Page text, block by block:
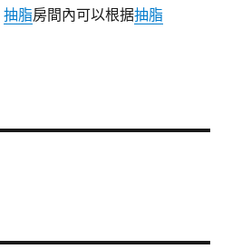
抽脂房間內可以根据抽脂